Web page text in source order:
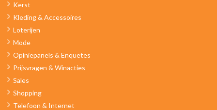
Kerst
Kleding & Accessoires
Loterijen
Mode
Opiniepanels & Enquetes
Prijsvragen & Winacties
Sales
Shopping
Telefoon & Internet